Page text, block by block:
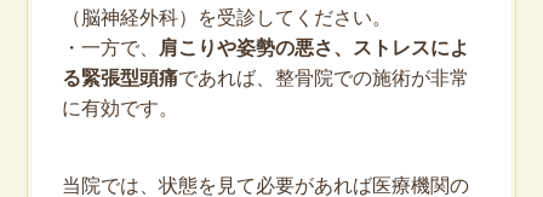
（脳神経外科）を受診してください。
・一方で、
肩こりや姿勢の悪さ、ストレスによ
る緊張型頭痛であれば、整骨院での施術が非常
に有効です。
当院では、状態を見て必要があれば医療機関の